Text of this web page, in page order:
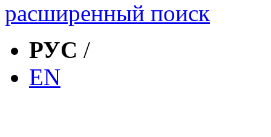
расширенный поиск
РУС /
EN